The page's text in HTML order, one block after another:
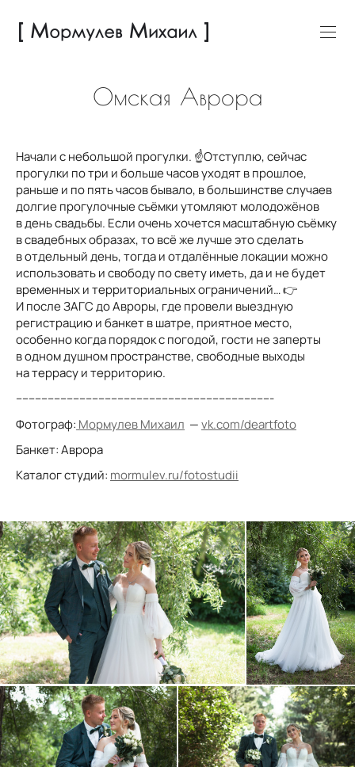
Омская Аврора
Начали с небольшой прогулки. ☝️Отступлю, сейчас
прогулки по три и больше часов уходят в прошлое,
раньше и по пять часов бывало, в большинстве случаев
долгие прогулочные съёмки утомляют молодожёнов
в день свадьбы. Если очень хочется масштабную съёмку
в свадебных образах, то всё же лучше это сделать
в отдельный день, тогда и отдалённые локации можно
использовать и свободу по свету иметь, да и не будет
временных и территориальных ограничений… 👉
И после ЗАГС до Авроры, где провели выездную
регистрацию и банкет в шатре, приятное место,
особенно когда порядок с погодой, гости не заперты
в одном душном пространстве, свободные выходы
на террасу и территорию.
---------------------------------------------------------------------------------
Фотограф: Мормулев Михаил —vk.com/deartfoto
Банкет: Аврора
Каталог студий: mormulev.ru/fotostudii